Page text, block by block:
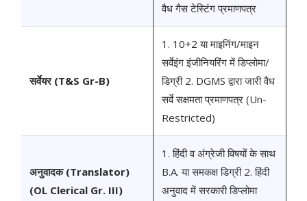
वैध गैस टेस्टिंग प्रमाणपत्र
सर्वेयर (T&S Gr-B)
1. 10+2 या माइनिंग/माइन
सर्वेइंग इंजीनियरिंग में डिप्लोमा/
डिग्री 2. DGMS द्वारा जारी वैध
सर्वे सक्षमता प्रमाणपत्र (Un-
Restricted)
अनुवादक (Translator)
(OL Clerical Gr. III)
1. हिंदी व अंग्रेजी विषयों के साथ
B.A. या समकक्ष डिग्री 2. हिंदी
अनुवाद में सरकारी डिप्लोमा